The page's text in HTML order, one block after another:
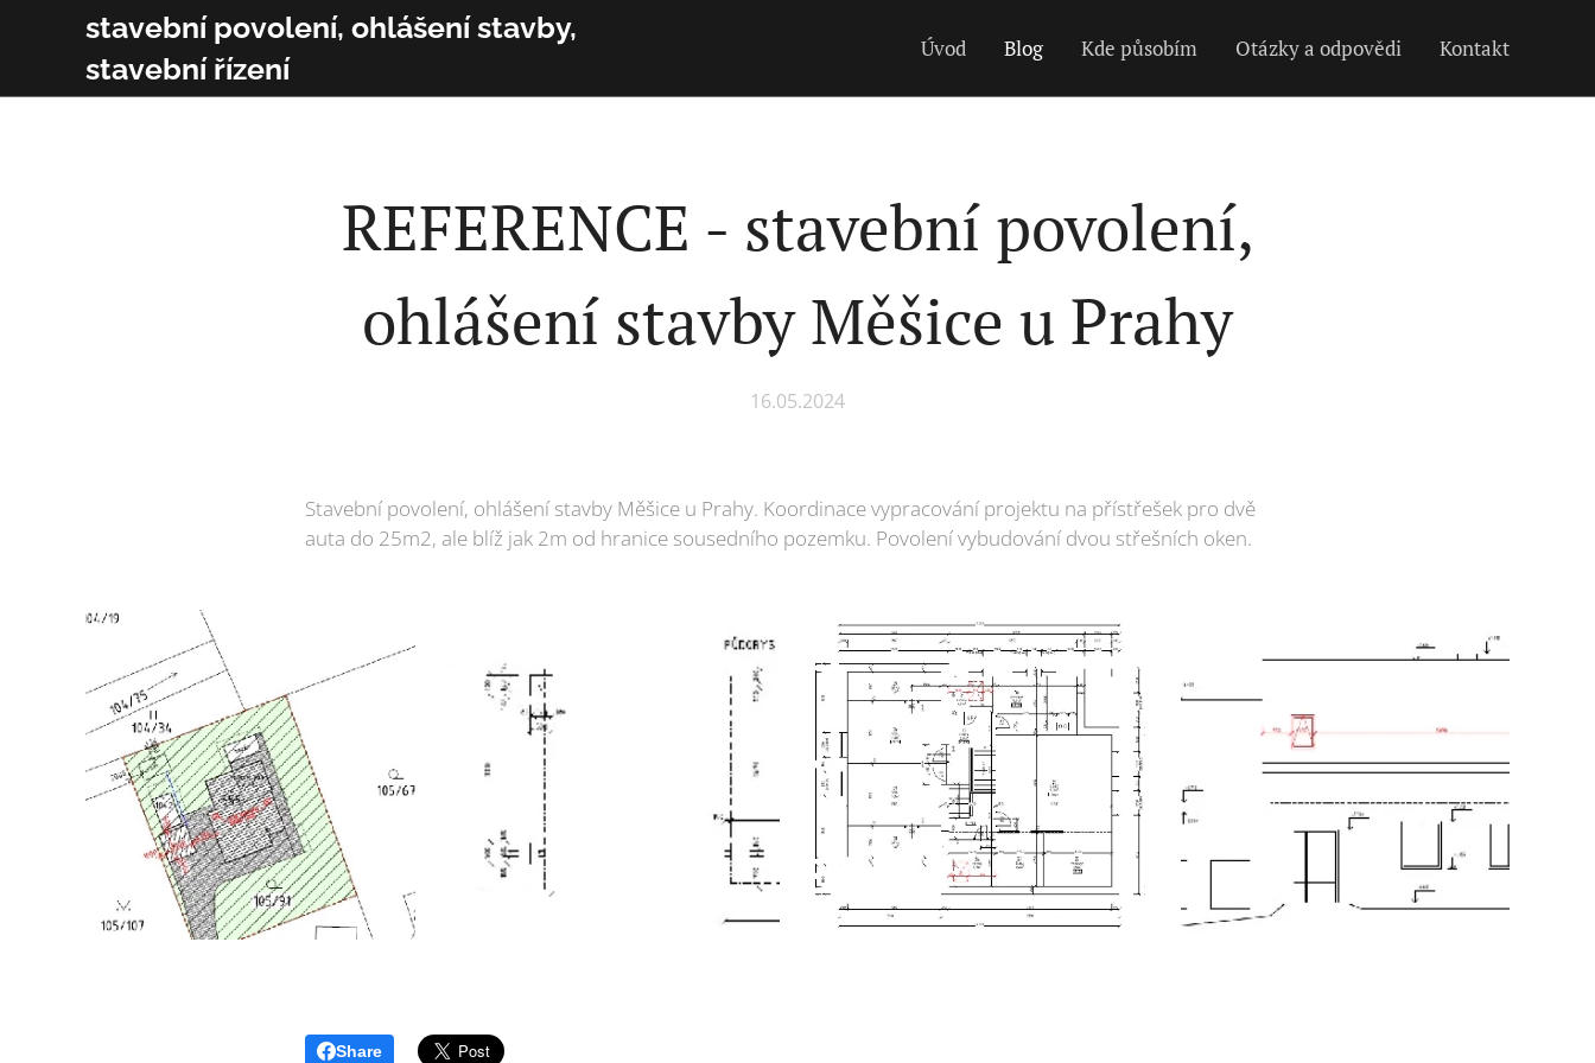
stavební povolení, ohlášení stavby,
stavební řízení
Úvod Blog Kde působím Otázky a odpovědi Kontakt
REFERENCE - stavební povolení,
ohlášení stavby Měšice u Prahy
16.05.2024
Stavební povolení, ohlášení stavby Měšice u Prahy. Koordinace vypracování projektu na přístřešek pro dvě
auta do 25m2, ale blíž jak 2m od hranice sousedního pozemku. Povolení vybudování dvou střešních oken.
Share